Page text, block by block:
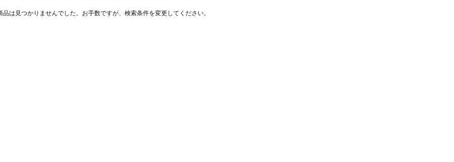
品は見つかりませんでした。お手数ですが、検索条件を変更してください。